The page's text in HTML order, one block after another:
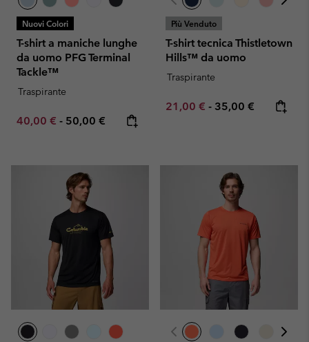
Nuovi Colori
T-shirt a maniche lunghe
da uomo PFG Terminal
Tackle™
Traspirante
Minimum sale price:
40,00 € - Maximum price:
50,00 €
Più Venduto
T-shirt tecnica Thistletown
Hills™ da uomo
Traspirante
Minimum sale price:
21,00 € - Maximum price:
35,00 €